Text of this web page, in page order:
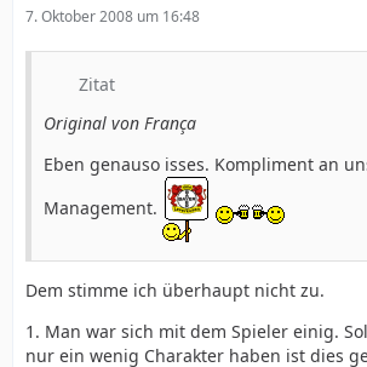
7. Oktober 2008 um 16:48
Zitat
Original von França
Eben genauso isses. Kompliment an
Management.
Dem stimme ich überhaupt nicht zu.
1. Man war sich mit dem Spieler einig.
nur ein wenig Charakter haben ist dies